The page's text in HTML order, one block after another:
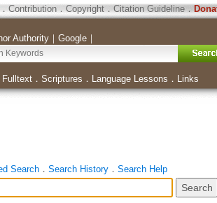
Contribution．Copyright．Citation Guideline．
Authority｜ Google｜
Fulltext． Scriptures ． Language Lessons ． Links
Search． Search History． Search Help